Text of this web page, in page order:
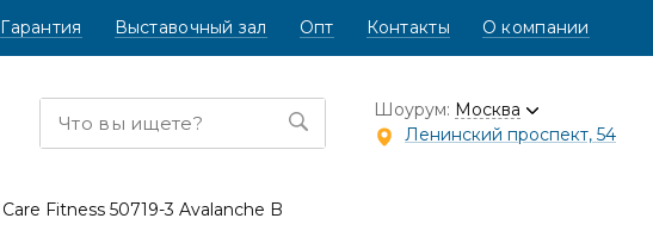
Гарантия Выставочный зал Опт Контакты О компании
Шоурум: Москва
Ленинский проспект, 54
Care Fitness 50719-3 Avalanche B